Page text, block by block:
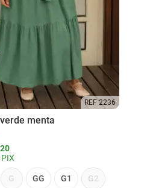
REF 2236
menta
G GG G1 G2